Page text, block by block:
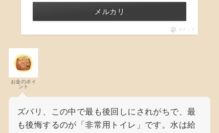
メルカリ
ポチップ
お金のポイ
ント
ズバリ、この中で最も後回しにされがちで、最
も後悔するのが「非常用トイレ」です。水は給